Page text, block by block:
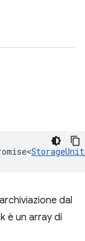
dal
è un array di